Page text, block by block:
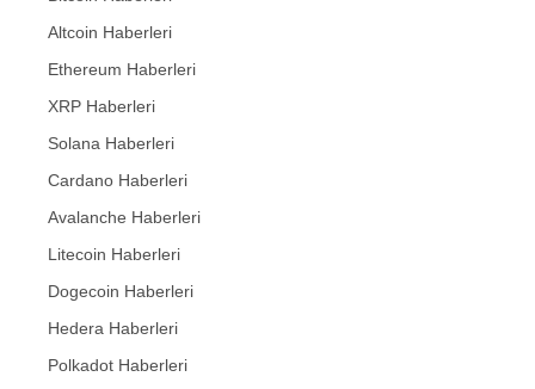
Altcoin Haberleri
Ethereum Haberleri
XRP Haberleri
Solana Haberleri
Cardano Haberleri
Avalanche Haberleri
Litecoin Haberleri
Dogecoin Haberleri
Hedera Haberleri
Polkadot Haberleri